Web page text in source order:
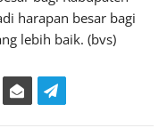
harapan besar bagi
lebih baik. (bvs)